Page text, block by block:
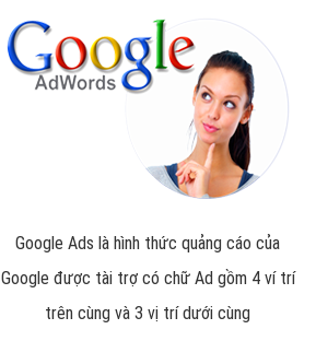
Google Ads là hình thức quảng cáo của
Google được tài trợ có chữ Ad gồm 4 ví trí
trên cùng và 3 vị trí dưới cùng